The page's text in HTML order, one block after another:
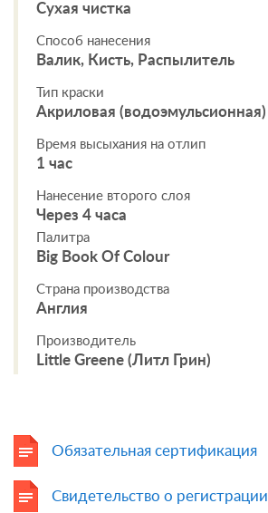
Сухая чистка
Способ нанесения
Валик, Кисть, Распылитель
Тип краски
Акриловая (водоэмульсионная)
Время высыхания на отлип
1 час
Нанесение второго слоя
Через 4 часа
Палитра
Big Book Of Colour
Страна производства
Англия
Производитель
Little Greene (Литл Грин)
Обязательная сертификация
Свидетельство о регистрации